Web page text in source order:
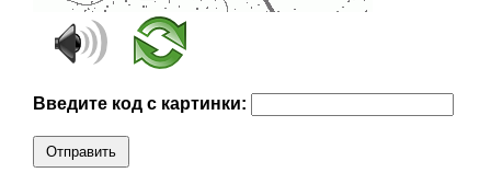
Введите код с картинки:
Отправить